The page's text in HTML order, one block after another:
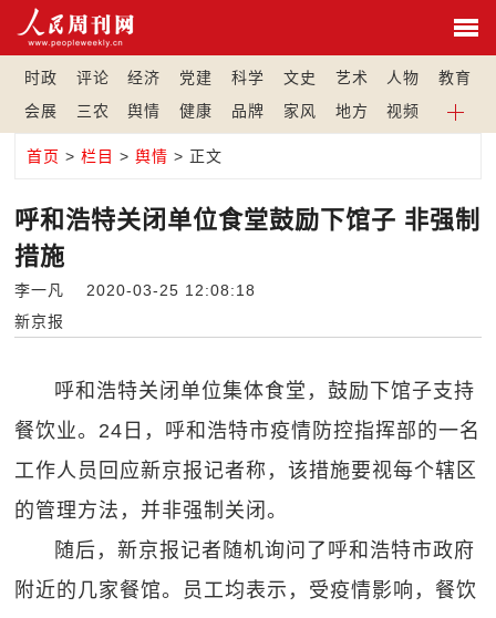
时政 评论 经济 党建 科学 文史 艺术 人物
教育
会展
三农 舆情 健康 品牌 家风 地方 视频
首页 >栏目 >舆情 > 正文
呼和浩特关闭单位食堂鼓励下馆子 非强制
措施
李一凡 2020-03-25 12:08:18
新京报
呼和浩特关闭单位集体食堂，鼓励下馆子支持
餐饮业。24日，呼和浩特市疫情防控指挥部的一名
工作人员回应新京报记者称，该措施要视每个辖区
的管理方法，并非强制关闭。
随后，新京报记者随机询问了呼和浩特市政府
附近的几家餐馆。员工均表示，受疫情影响，餐饮